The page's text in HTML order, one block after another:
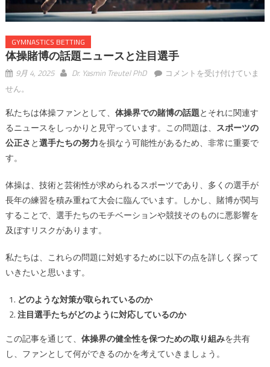
GYMNASTICS BETTING
体操賭博の話題ニュースと注目選手
9月 4, 2025 Dr. Yasmin Treutel PhD
体
博
の
話
ュ
ー
ス
と
目
選
コメントを受け付けていま
せん。
私たちは体操ファンとして、 体操界での賭博の話題とそれに関連す
るニュースをしっかりと見守っています。この問題は、 スポーツの
公正さと選手たちの努力を損なう可能性があるため、非常に重要で
す。
体操は、技術と芸術性が求められるスポーツであり、多くの選手が
長年の練習を積み重ねて大会に臨んでいます。しかし、賭博が関与
することで、選手たちのモチベーションや競技そのものに悪影響を
及ぼすリスクがあります。
私たちは、これらの問題に対処するために以下の点を詳しく探って
いきたいと思います。
どのような対策が取られているのか
注目選手たちがどのように対応しているのか
この記事を通じて、 体操界の健全性を保つための取り組みを共有
し、ファンとして何ができるのかを考えていきましょう。